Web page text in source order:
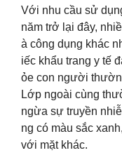
Với nhu cầu sử
năm trở lại đây,
à công dụng khác
iếc khẩu trang y tế
ỏe con người
Lớp ngoài cùng
ngừa sự truyền
ng có màu sắc
với mặt khác.